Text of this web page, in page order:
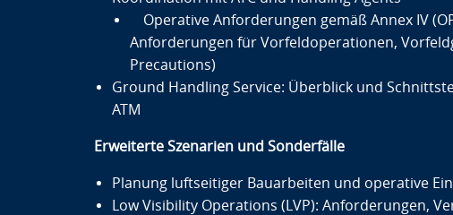
Operative Anforderungen gemäß Annex IV
Anforderungen für Vorfeldoperationen,
Precautions)
Ground Handling Service: Überblick und
ATM
Erweiterte Szenarien und Sonderfälle
Planung luftseitiger Bauarbeiten und operative
Low Visibility Operations (LVP): Anforderungen,